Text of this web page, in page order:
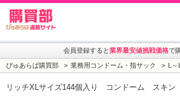
会員登録すると業界最安値挑戦価格で
ぴゅあらば購買部 業務用コンドーム・指サック L～
リッチXLサイズ144個入り コンドーム スキン